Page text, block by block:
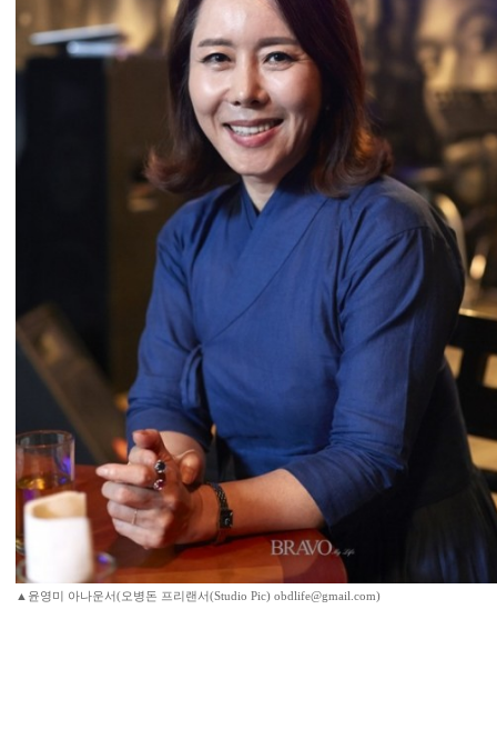
▲윤영미 아나운서(오병돈 프리랜서(Studio Pic) obdlife@gmail.com)